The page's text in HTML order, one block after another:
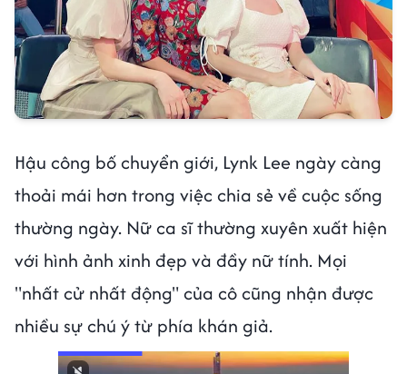
Hậu công bố chuyển giới, Lynk Lee ngày càng
thoải mái hơn trong việc chia sẻ về cuộc sống
thường ngày. Nữ ca sĩ thường xuyên xuất hiện
với hình ảnh xinh đẹp và đầy nữ tính. Mọi
"nhất cử nhất động" của cô cũng nhận được
nhiều sự chú ý từ phía khán giả.